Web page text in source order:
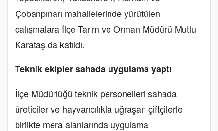
Çobanpınarı mahallelerinde yürütülen
çalışmalara İlçe Tarım ve Orman Müdürü Mutlu
Karataş da katıldı.
Teknik ekipler sahada uygulama yaptı
İlçe Müdürlüğü teknik personelleri sahada
üreticiler ve hayvancılıkla uğraşan çiftçilerle
birlikte mera alanlarında uygulama